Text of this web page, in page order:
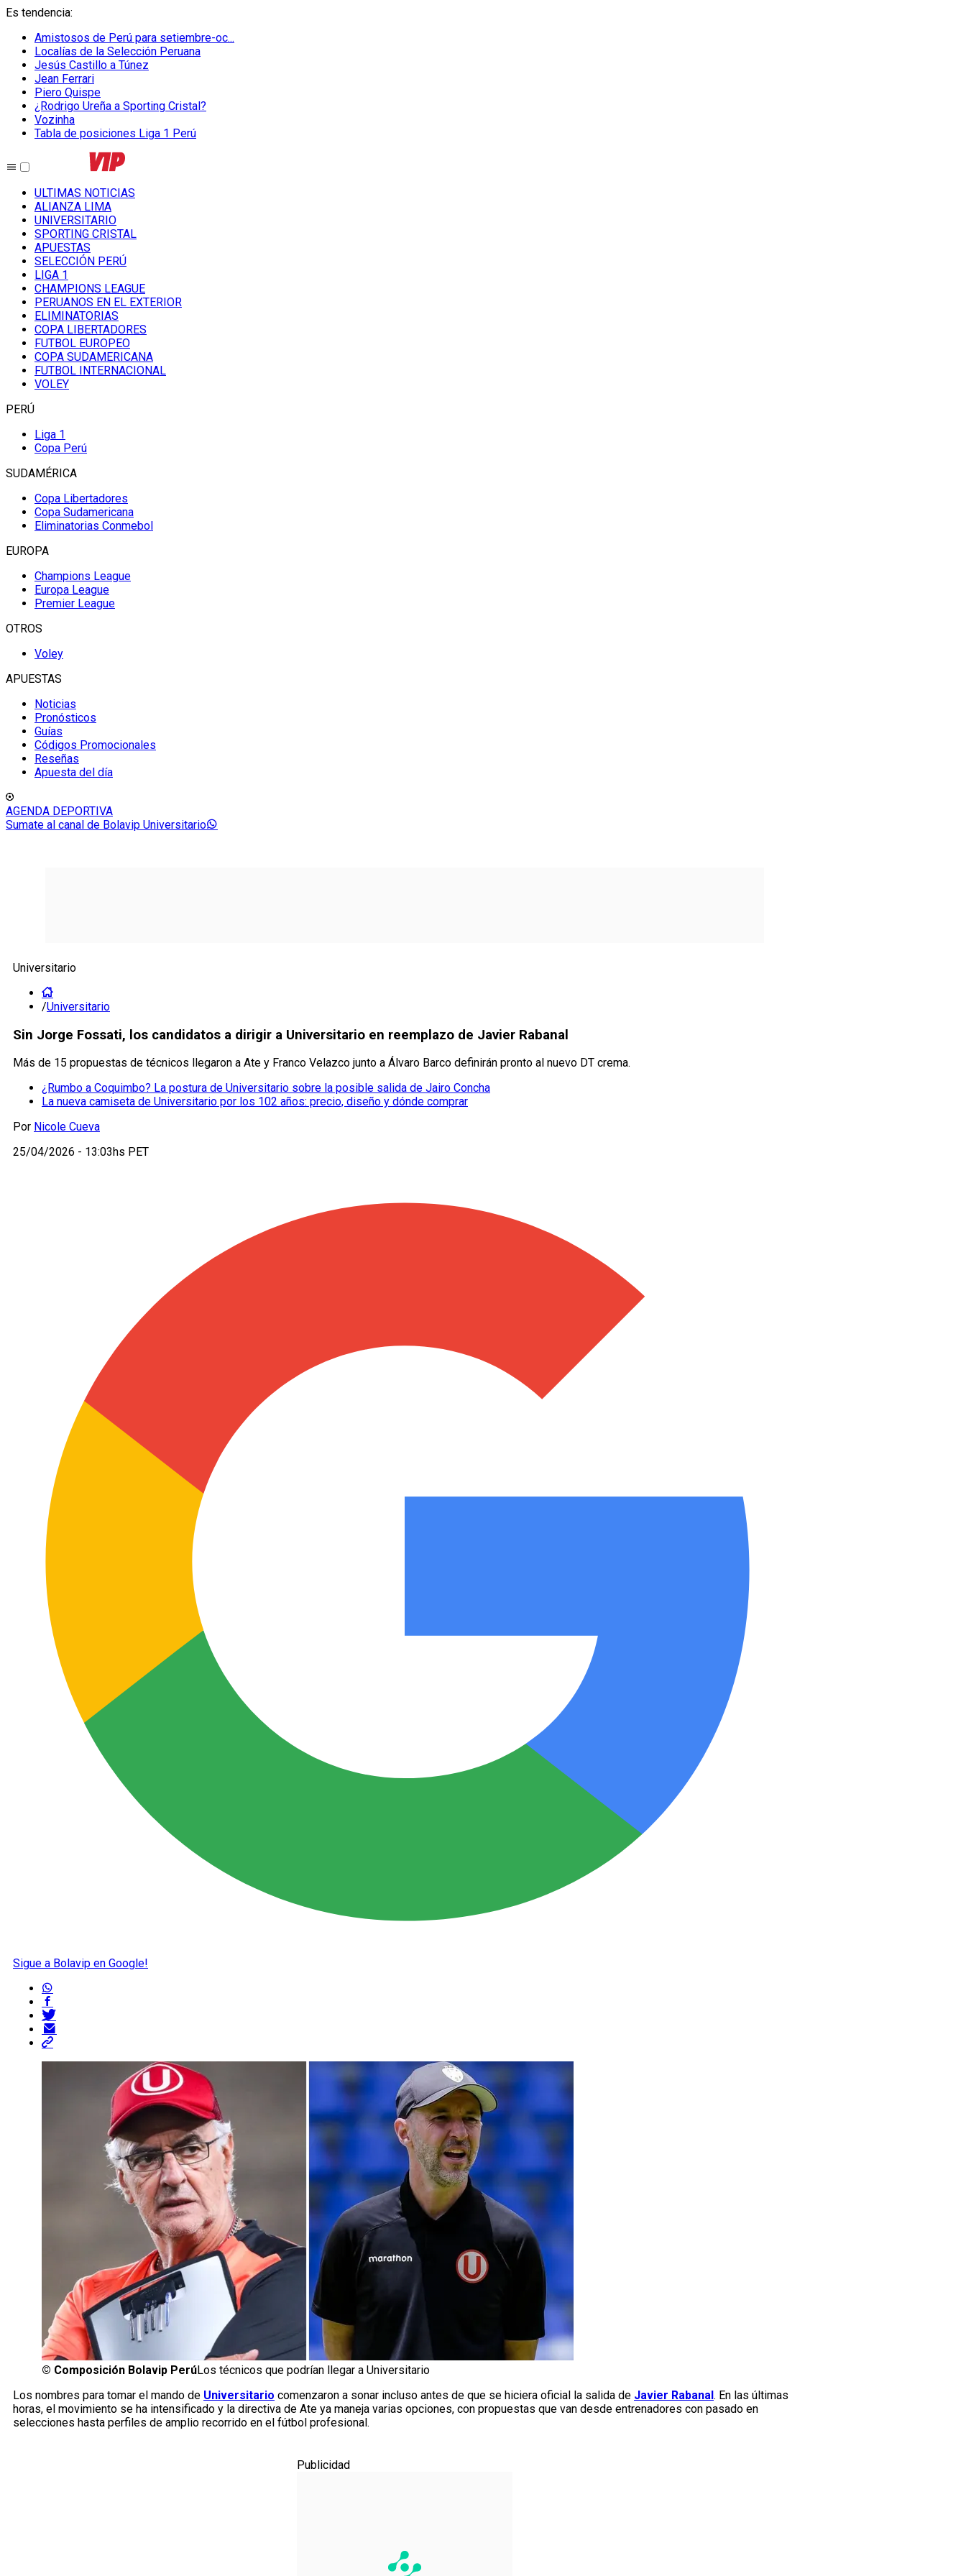
Es tendencia:
Amistosos de Perú para setiembre-oc...
Localías de la Selección Peruana
Jesús Castillo a Túnez
Jean Ferrari
Piero Quispe
¿Rodrigo Ureña a Sporting Cristal?
Vozinha
Tabla de posiciones Liga 1 Perú
ULTIMAS NOTICIAS
ALIANZA LIMA
UNIVERSITARIO
SPORTING CRISTAL
APUESTAS
SELECCIÓN PERÚ
LIGA 1
CHAMPIONS LEAGUE
PERUANOS EN EL EXTERIOR
ELIMINATORIAS
COPA LIBERTADORES
FUTBOL EUROPEO
COPA SUDAMERICANA
FUTBOL INTERNACIONAL
VOLEY
PERÚ
Liga 1
Copa Perú
SUDAMÉRICA
Copa Libertadores
Copa Sudamericana
Eliminatorias Conmebol
EUROPA
Champions League
Europa League
Premier League
OTROS
Voley
APUESTAS
Noticias
Pronósticos
Guías
Códigos Promocionales
Reseñas
Apuesta del día
AGENDA DEPORTIVA
Sumate al canal de Bolavip Universitario
Universitario
/Universitario
Sin Jorge Fossati, los candidatos a dirigir a Universitario en reemplazo de Javier Rabanal
Más de 15 propuestas de técnicos llegaron a Ate y Franco Velazco junto a Álvaro Barco definirán pronto al nuevo DT crema.
¿Rumbo a Coquimbo? La postura de Universitario sobre la posible salida de Jairo Concha
La nueva camiseta de Universitario por los 102 años: precio, diseño y dónde comprar
Por Nicole Cueva
25/04/2026 - 13:03hs PET
Sigue a Bolavip en Google!
© Composición Bolavip PerúLos técnicos que podrían llegar a Universitario
Los nombres para tomar el mando de Universitario comenzaron a sonar incluso antes de que se hiciera oficial la salida de Javier Rabanal . En las últimas
horas, el movimiento se ha intensificado y la directiva de Ate ya maneja varias opciones, con propuestas que van desde entrenadores con pasado en
selecciones hasta perfiles de amplio recorrido en el fútbol profesional.
Publicidad